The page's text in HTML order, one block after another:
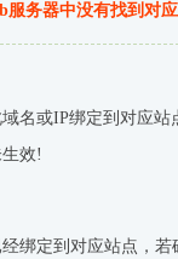
服务器中没有找到对
名或IP绑定到对应站
效!
绑定到对应站点，